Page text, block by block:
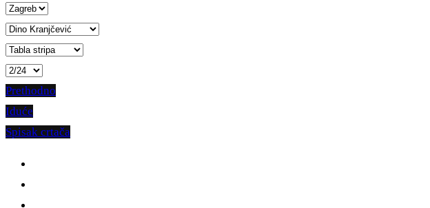
Prethodno
Iduće
Spisak crtača